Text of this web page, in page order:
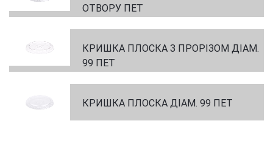
ОТВОРУ ПЕТ
КРИШКА ПЛОСКА З ПРОРІЗОМ ДІАМ.
99 ПЕТ
КРИШКА ПЛОСКА ДІАМ. 99 ПЕТ